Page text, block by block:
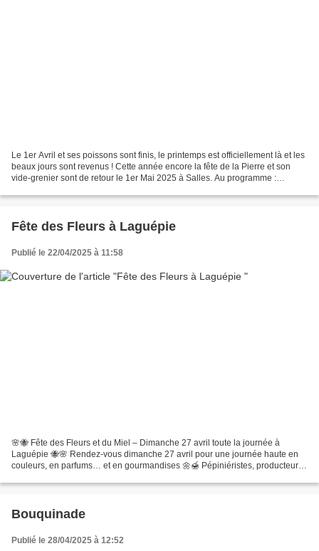
Le 1er Avril et ses poissons sont finis, le printemps est officiellement là et les
beaux jours sont revenus ! Cette année encore la fête de la Pierre et son
vide-grenier sont de retour le 1er Mai 2025 à Salles. Au programme :
Fête des Fleurs à Laguépie
Publié le 22/04/2025 à 11:58
🌸🐝 Fête des Fleurs et du Miel – Dimanche 27 avril toute la journée à
Laguépie 🐝🌸 Rendez-vous dimanche 27 avril pour une journée haute en
couleurs, en parfums… et en gourmandises 🌼🍯 Pépiniéristes, producteurs
Bouquinade
Publié le 28/04/2025 à 12:52